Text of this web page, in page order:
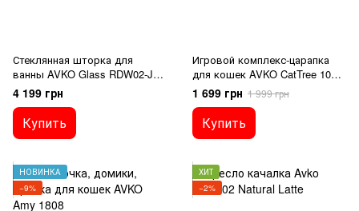
Стеклянная шторка для
ванны AVKO Glass RDW02-J2
80x140 Satin Silver
4 199 грн
Купить
Игровой комплекс-царапка
для кошек AVKO CatTree 1049
Grey, серый, 119см
1 699 грн 1 999 грн
Купить
НОВИНКА
−9%
ХИТ
−2%